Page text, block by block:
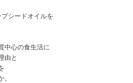
シードオイルを
中心の食生活に
由と